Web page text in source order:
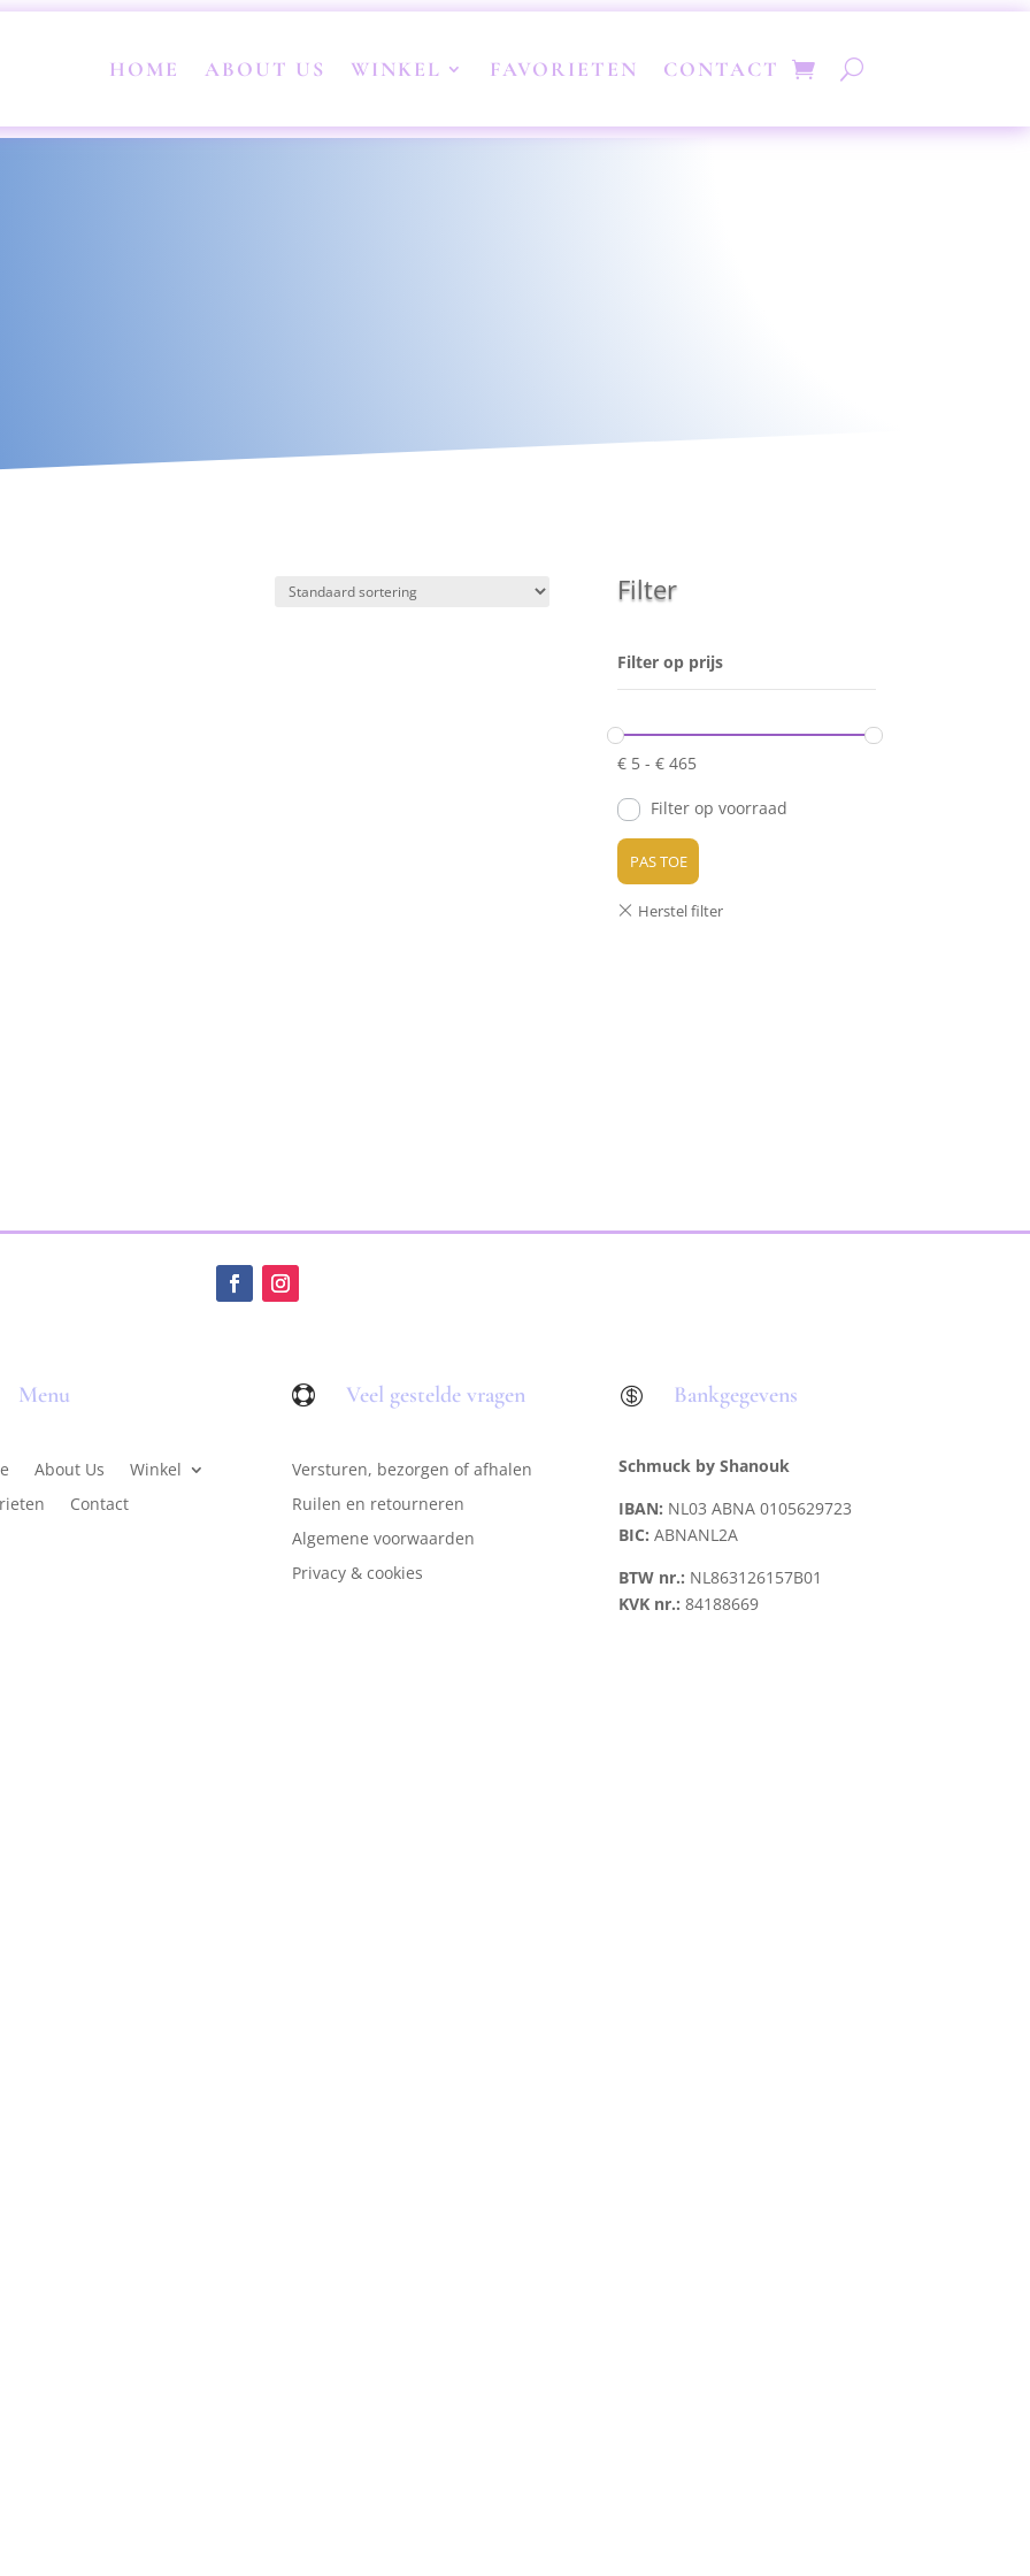
HOME ABOUT US WINKEL FAVORIETEN CONTACT
Filter
Filter op prijs
€ 5 -€ 465
Filter op voorraad
PAS TOE
Menu
About Us
Winkel
Contact
 Veel gestelde vragen
Versturen, bezorgen of afhalen
Ruilen en retourneren
Algemene voorwaarden
Privacy & cookies
 Bankgegevens
Schmuck by Shanouk
IBAN: NL03 ABNA 0105629723
BIC: ABNANL2A
BTW nr.: NL863126157B01
KVK nr.:84188669